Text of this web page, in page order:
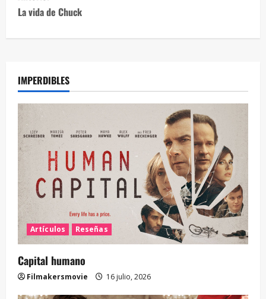
La vida de Chuck
IMPERDIBLES
Artículos Reseñas
Capital humano
Filmakersmovie 16 julio, 2026